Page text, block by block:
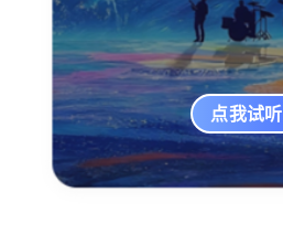
点我试听